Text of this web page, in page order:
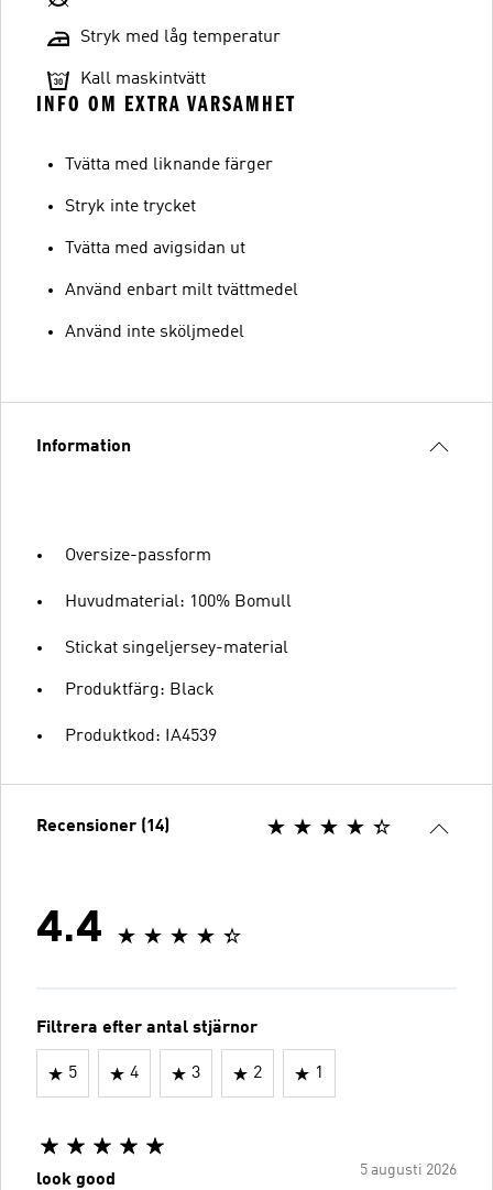
Stryk med låg temperatur
Kall maskintvätt
INFO OM EXTRA VARSAMHET
Tvätta med liknande färger
Stryk inte trycket
Tvätta med avigsidan ut
Använd enbart milt tvättmedel
Använd inte sköljmedel
Information
Oversize-passform
Huvudmaterial: 100% Bomull
Stickat singeljersey-material
Produktfärg: Black
Produktkod: IA4539
Recensioner (14)
4.4
Filtrera efter antal stjärnor
5 4 3 2 1
5 augusti 2026
look good